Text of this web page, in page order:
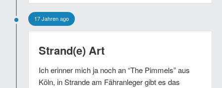
17 Jahren ago
Strand(e) Art
Ich erinner mich ja noch an “The Pimmels” aus
Köln, in Strande am Fähranleger gibt es das